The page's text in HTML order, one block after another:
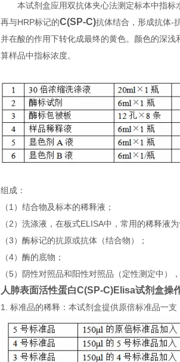
本试剂盒应用双抗体夹心法测定标本中指标
再与HRP标记的C(SP-C)抗体结合，形成抗体-
并在酸的作用下转化成最终的黄色。颜色的深
算样品中指标浓度。
组成：
（1）结合物及标本的稀释液；
（2）洗涤液，在板式ELISA中，常用的稀释液
（3）酶标记的抗原或抗体（结合物）；
（4）酶的底物；
（5）阴性对照品和阳性对照品（定性测定中）
人肺表面活性蛋白C(SP-C)Elisa试剂盒操
1. 标准品的稀释：本试剂盒提供原倍标准品一